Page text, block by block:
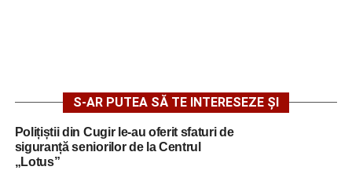
S-AR PUTEA SĂ TE INTERESEZE ȘI
Polițiștii din Cugir le-au oferit sfaturi de
siguranță seniorilor de la Centrul
„Lotus”